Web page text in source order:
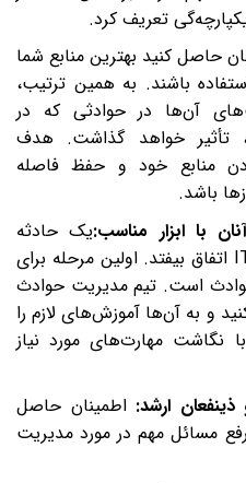
تعریف کرد.
حاصل کنید بهترین منابع شما
باشند. به همین ترتیب،
آن‌ها در حوادثی که در
تأثیر خواهد گذاشت. هدف
منابع خود و حفظ فاصله
باشد.
با ابزار مناسب:یک حادثه
می‌تواند هر لحظه در بخش IT اتفاق بیفتد. اولین مرحله برای
است. تیم مدیریت حوادث
و به آن‌ها آموزش‌های لازم را
نگاشت مهارت‌های مورد نیاز
ارشد:اطمینان حاصل
مسائل مهم در مورد مدیریت